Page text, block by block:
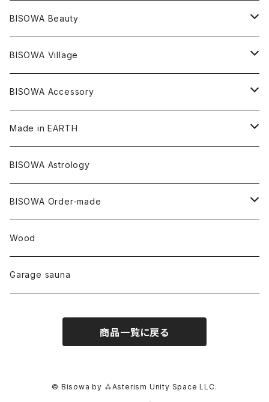
ツインソウル
メタモルフォーゼス
クォーツインクォーツ
ガーデンクォーツ
デュモルチェライト
タンザナイト
ムーンストーン
ルチルクォーツ
中国
アメリカ
Others
サンキャッチャー
ヘアアクセサリー
イヤリング
キーホルダー
オーガニックコットン
オーガニックコットン
ヘンプコットン
leggings
ヘンプ
オーガニックコットン
Others
ヘンプ
オーガニックコットン
Underwear
宇佐美聖子
Niceness Music
浄化アイテム
Cosmic Hemp 麻炭
セージ
オラクルカード
キャンドル
HAZE 和蝋燭
縁キャンドル
陶器
大蝶恵美子
Tomoko Uemura Art 麻炭陶器
Cosmic hemp
YUGEN GLASS
others
foods
麻
絹
Others
オーガニックコットン
バンブー
オーガニックフリース
BISOWA Beauty
ヘンプオイル
BISOWA Village
Bisowa Club Room
BISOWA Accessory
ヘアゴム
宇佐美聖子
Made in EARTH
Misakubo Japan
碧-AOI-の松葉天然酵母パン
Uwajima Japan
BISOWA Astrology
BISOWA Order-made
∞Seiko Usami∞
Wood
Garage sauna
商品一覧に戻る
© Bisowa by ⁂Asterism Unity Space LLC.